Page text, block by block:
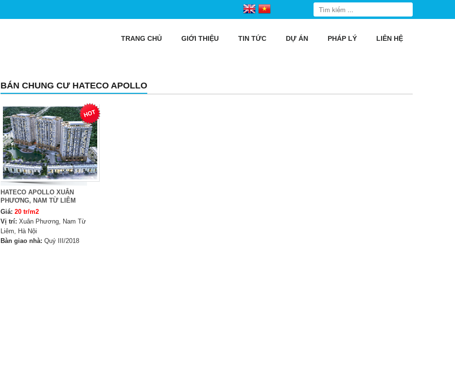
TRANG CHỦ GIỚI THIỆU TIN TỨC DỰ ÁN PHÁP LÝ LIÊN HỆ
BÁN CHUNG CƯ HATECO APOLLO
HATECO APOLLO XUÂN
PHƯƠNG, NAM TỪ LIÊM
Giá: 20 tr/m2
Vị trí: Xuân Phương, Nam Từ
Liêm, Hà Nội
Bàn giao nhà: Quý III/2018